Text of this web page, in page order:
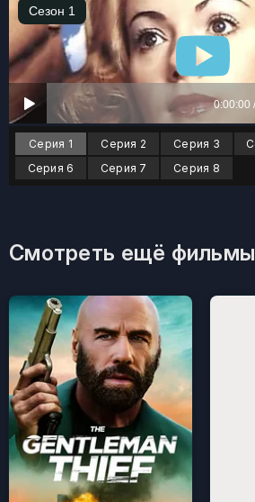
Серия 1 Серия 2 Серия 3
Серия 6
Серия 7 Серия 8
Смотреть ещё